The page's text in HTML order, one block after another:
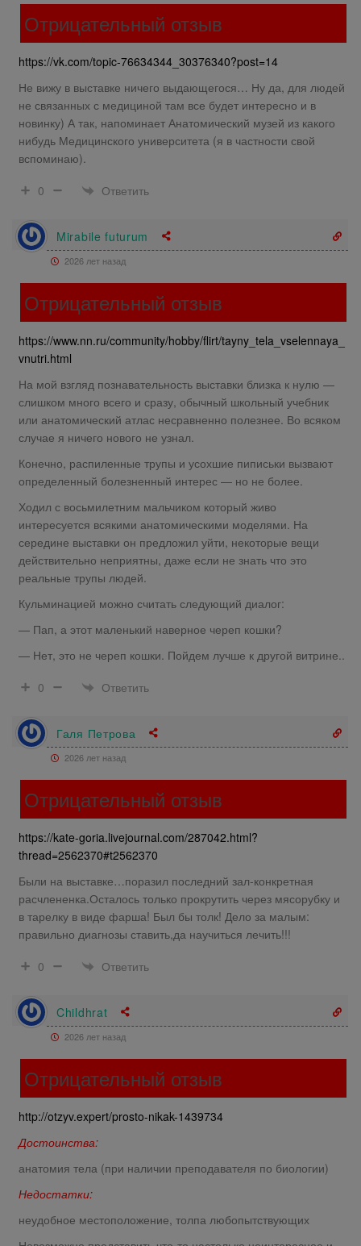
Отрицательный отзыв
https://vk.com/topic-76634344_30376340?post=14
Не вижу в выставке ничего выдающегося… Ну да, для людей
не связанных с медициной там все будет интересно и в
новинку) А так, напоминает Анатомический музей из какого
нибудь Медицинского университета (я в частности свой
вспоминаю).
0
Ответить
Mirabile futurum
2026 лет назад
Отрицательный отзыв
https://www.nn.ru/community/hobby/flirt/tayny_tela_vselennaya_
vnutri.html
На мой взгляд познавательность выставки близка к нулю —
слишком много всего и сразу, обычный школьный учебник
или анатомический атлас несравненно полезнее. Во всяком
случае я ничего нового не узнал.
Конечно, распиленные трупы и усохшие пиписьки вызвают
определенный болезненный интерес — но не более.
Ходил с восьмилетним мальчиком который живо
интересуется всякими анатомическими моделями. На
середине выставки он предложил уйти, некоторые вещи
действительно неприятны, даже если не знать что это
реальные трупы людей.
Кульминацией можно считать следующий диалог:
— Пап, а этот маленький наверное череп кошки?
— Нет, это не череп кошки. Пойдем лучше к другой витрине..
0
Ответить
Галя Петрова
2026 лет назад
Отрицательный отзыв
https://kate-goria.livejournal.com/287042.html?
thread=2562370#t2562370
Были на выставке…поразил последний зал-конкретная
расчлененка.Осталось только прокрутить через мясорубку и
в тарелку в виде фарша! Был бы толк! Дело за малым:
правильно диагнозы ставить,да научиться лечить!!!
0
Ответить
Childhrat
2026 лет назад
Отрицательный отзыв
http://otzyv.expert/prosto-nikak-1439734
Достоинства:
анатомия тела (при наличии преподавателя по биологии)
Недостатки:
неудобное местоположение, толпа любопытствующих